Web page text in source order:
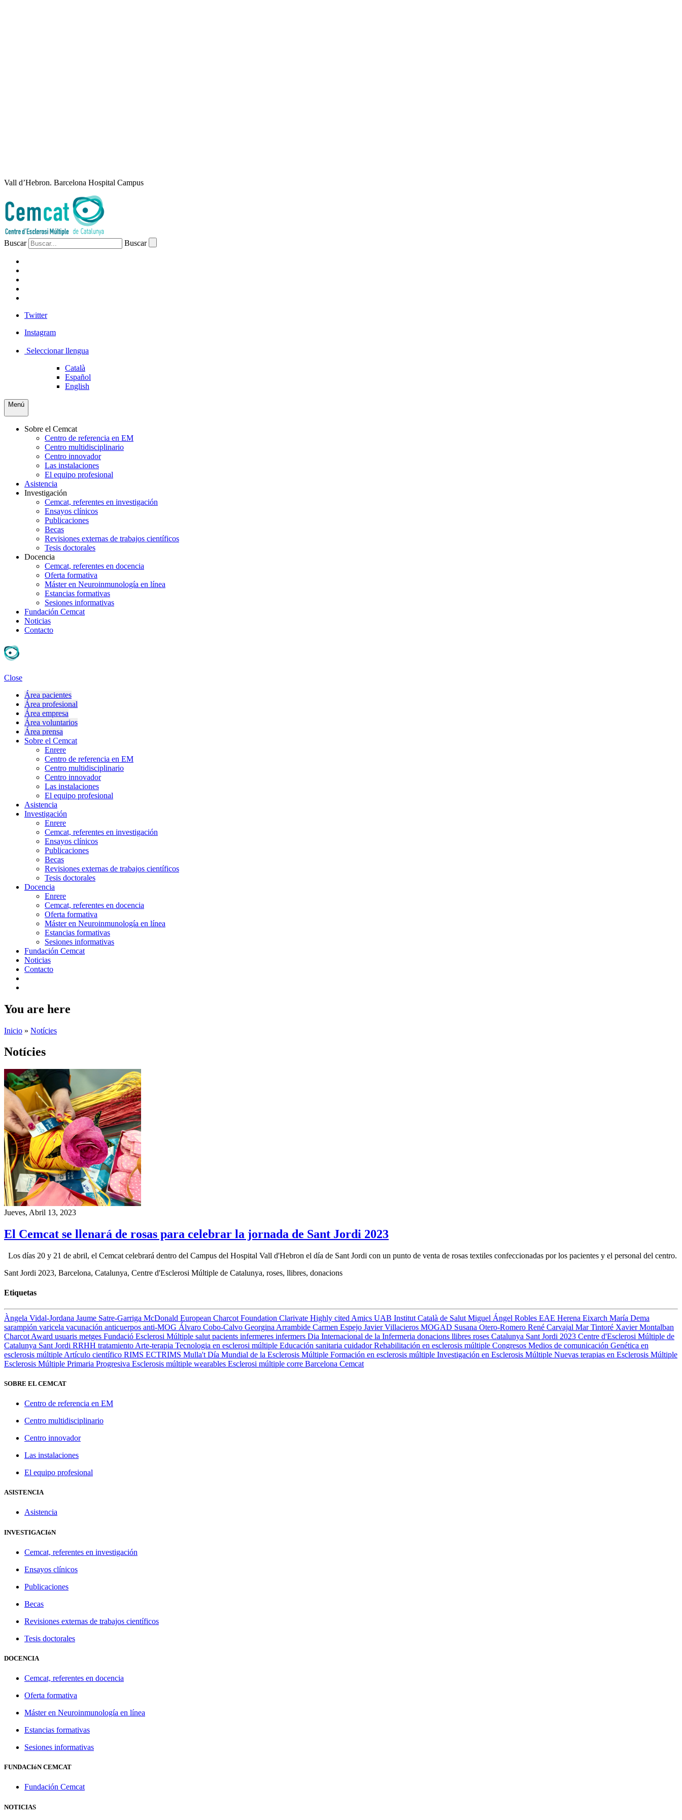
Vall d’Hebron. Barcelona Hospital Campus
Buscar Buscar
Twitter
Instagram
Seleccionar llengua
Català
Español
English
Menú
Sobre el Cemcat
Centro de referencia en EM
Centro multidisciplinario
Centro innovador
Las instalaciones
El equipo profesional
Asistencia
Investigación
Cemcat, referentes en investigación
Ensayos clínicos
Publicaciones
Becas
Revisiones externas de trabajos científicos
Tesis doctorales
Docencia
Cemcat, referentes en docencia
Oferta formativa
Máster en Neuroinmunología en línea
Estancias formativas
Sesiones informativas
Fundación Cemcat
Noticias
Contacto
Close
Área pacientes
Área profesional
Área empresa
Área voluntarios
Área prensa
Sobre el Cemcat
Enrere
Centro de referencia en EM
Centro multidisciplinario
Centro innovador
Las instalaciones
El equipo profesional
Asistencia
Investigación
Enrere
Cemcat, referentes en investigación
Ensayos clínicos
Publicaciones
Becas
Revisiones externas de trabajos científicos
Tesis doctorales
Docencia
Enrere
Cemcat, referentes en docencia
Oferta formativa
Máster en Neuroinmunología en línea
Estancias formativas
Sesiones informativas
Fundación Cemcat
Noticias
Contacto
You are here
Inicio » Notícies
Notícies
Jueves, Abril 13, 2023
El Cemcat se llenará de rosas para celebrar la jornada de Sant Jordi 2023
Los días 20 y 21 de abril, el Cemcat celebrará dentro del Campus del Hospital Vall d'Hebron el día de Sant Jordi con un punto de venta de rosas textiles confeccionadas por los pacientes y el personal del centro.
Sant Jordi 2023, Barcelona, Catalunya, Centre d'Esclerosi Múltiple de Catalunya, roses, llibres, donacions
Etiquetas
Àngela Vidal-Jordana Jaume Satre-Garriga McDonald European Charcot Foundation Clarivate Highly cited Amics UAB Institut Català de Salut Miguel Ángel Robles EAE Herena Eixarch María Dema
sarampión varicela vacunación anticuerpos anti-MOG Álvaro Cobo-Calvo Georgina Arrambide Carmen Espejo Javier Villacieros MOGAD Susana Otero-Romero René Carvajal Mar Tintoré Xavier Montalban
Charcot Award usuaris metges Fundació Esclerosi Múltiple salut pacients infermeres infermers Dia Internacional de la Infermeria donacions llibres roses Catalunya Sant Jordi 2023 Centre d'Esclerosi Múltiple de
Catalunya Sant Jordi RRHH tratamiento Arte-terapia Tecnologia en esclerosi múltiple Educación sanitaria cuidadorRehabilitación en esclerosis múltiple Congresos Medios de comunicación Genética en
esclerosis múltiple Artículo científico RIMS ECTRIMS Mulla't Día Mundial de la Esclerosis Múltiple Formación en esclerosis múltiple Investigación en Esclerosis Múltiple Nuevas terapias en Esclerosis Múltiple
Esclerosis Múltiple Primaria Progresiva Esclerosis múltiple wearables Esclerosi múltiple corre Barcelona Cemcat
SOBRE EL CEMCAT
Centro de referencia en EM
Centro multidisciplinario
Centro innovador
Las instalaciones
El equipo profesional
ASISTENCIA
Asistencia
INVESTIGACIóN
Cemcat, referentes en investigación
Ensayos clínicos
Publicaciones
Becas
Revisiones externas de trabajos científicos
Tesis doctorales
DOCENCIA
Cemcat, referentes en docencia
Oferta formativa
Máster en Neuroinmunología en línea
Estancias formativas
Sesiones informativas
FUNDACIóN CEMCAT
Fundación Cemcat
NOTICIAS